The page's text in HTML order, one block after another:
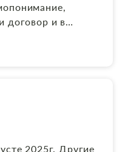
и как
отличный
его установкой
договор и в
сопровождение
Большая
грамотному и
работы фирмы,
2025г. Другие